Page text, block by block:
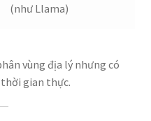
(như Llama)
vùng địa lý nhưng có
gian thực.